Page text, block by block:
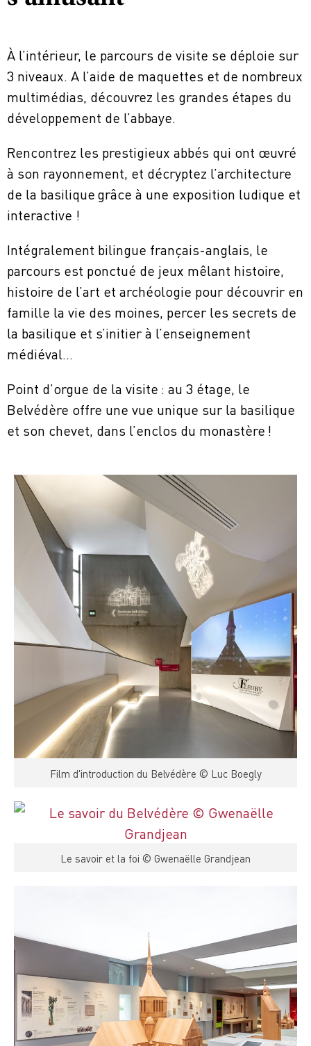
À l’intérieur, le parcours de visite se déploie sur
3 niveaux. A l’aide de maquettes et de nombreux
multimédias, découvrez les grandes étapes du
développement de l’abbaye.
Rencontrez les prestigieux abbés qui ont œuvré
à son rayonnement, et décryptez l’architecture
de la basilique grâce à une exposition ludique et
interactive !
Intégralement bilingue français-anglais, le
parcours est ponctué de jeux mêlant histoire,
histoire de l’art et archéologie pour découvrir en
famille la vie des moines, percer les secrets de
la basilique et s’initier à l’enseignement
médiéval…
Point d’orgue de la visite : au 3 étage, le
Belvédère offre une vue unique sur la basilique
et son chevet, dans l’enclos du monastère !
Film d'introduction du Belvédère © Luc Boegly
Le savoir et la foi © Gwenaëlle Grandjean